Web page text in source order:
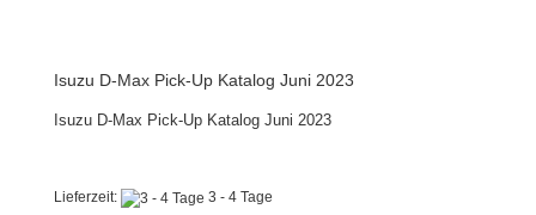
Isuzu D-Max Pick-Up Katalog Juni 2023
Isuzu D-Max Pick-Up Katalog Juni 2023
Lieferzeit: 3 - 4 Tage